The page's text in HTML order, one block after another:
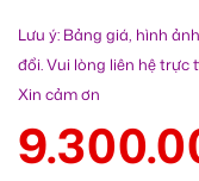
Lưu ý: Bảng giá, hình
đổi. Vui lòng liên hệ trực
Xin cảm ơn